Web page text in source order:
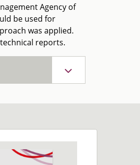
Agency of
be used for
was applied.
reports.